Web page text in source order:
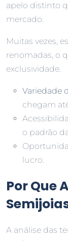
apelo distinto
mercado.
Muitas vezes,
renomadas, o
exclusividade.
Variedade
chegam
o padrão
lucro.
Por Que
A análise das